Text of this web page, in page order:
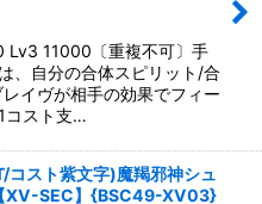
11000〔重複不可〕手
、自分の合体スピリット/合
イヴが相手の効果でフィー
コスト支…
スト紫文字)魔羯邪神シュ
XV-SEC】{BSC49-XV03}